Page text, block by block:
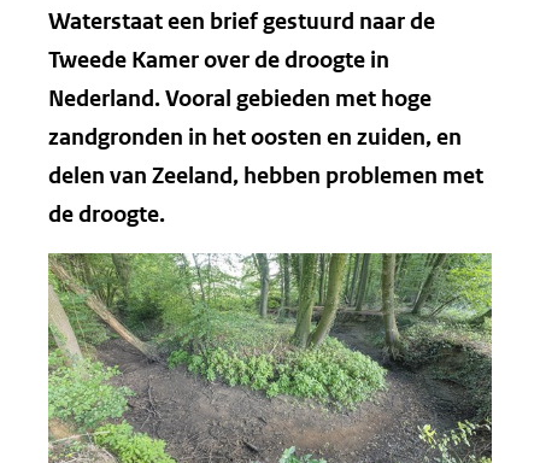
Waterstaat een brief gestuurd naar de
Tweede Kamer over de droogte in
Nederland. Vooral gebieden met hoge
zandgronden in het oosten en zuiden, en
delen van Zeeland, hebben problemen met
de droogte.